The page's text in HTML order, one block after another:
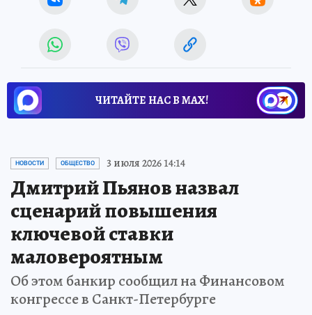
ЧИТАЙТЕ НАС В МАХ!
НОВОСТИ ОБЩЕСТВО 3 июля 2026 14:14
Дмитрий Пьянов назвал
сценарий повышения
ключевой ставки
маловероятным
Об этом банкир сообщил на Финансовом
конгрессе в Санкт-Петербурге